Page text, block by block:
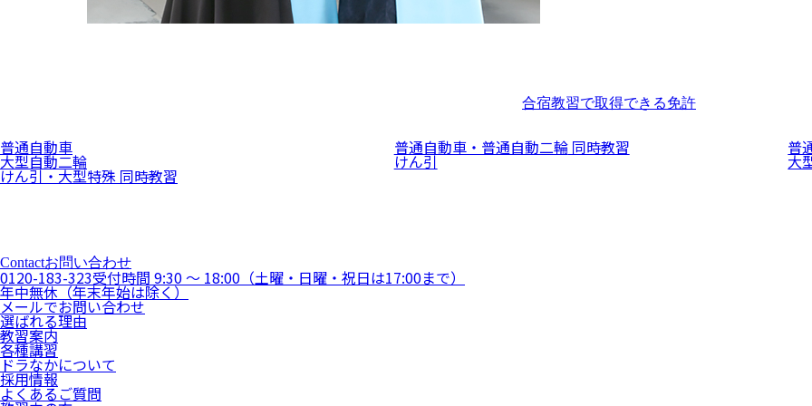
合宿教習で取得できる免許
普通自動車 普通自動車・普通自動二輪同時教習 普
大型自動二輪 けん引 大
けん引・大型特殊 同時教習
Contactお問い合わせ
0120-183-323受付時間 9:30 ～ 18:00（土曜・日曜・祝日は17:00まで）
年中無休（年末年始は除く）
メールでお問い合わせ
選ばれる理由
教習案内
各種講習
ドラなかについて
採用情報
よくあるご質問